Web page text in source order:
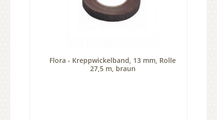
Flora - Kreppwickelband, 13 mm, Rolle
27,5 m, braun